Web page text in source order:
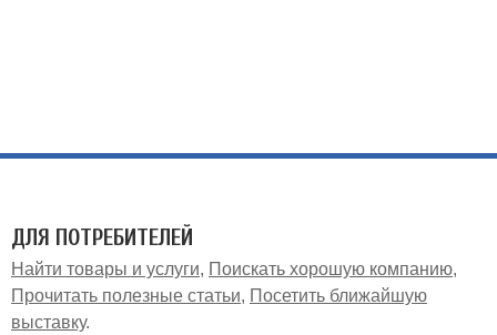
ДЛЯ ПОТРЕБИТЕЛЕЙ
Найти товары и услуги
Поискать хорошую компанию
Прочитать полезные статьи
Посетить ближайшую
выставку